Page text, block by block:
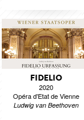
FIDELIO
2020
Opéra d'Etat de Vienne
Ludwig van Beethoven